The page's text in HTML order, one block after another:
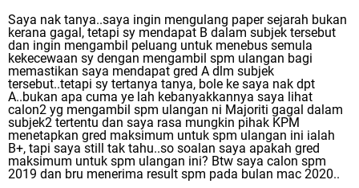
Saya nak tanya..saya ingin mengulang paper sejarah bukan
kerana gagal, tetapi sy mendapat B dalam subjek tersebut
dan ingin mengambil peluang untuk menebus semula
kekecewaan sy dengan mengambil spm ulangan bagi
memastikan saya mendapat gred A dlm subjek
tersebut..tetapi sy tertanya tanya, bole ke saya nak dpt
A..bukan apa cuma ye lah kebanyakkannya saya lihat
calon2 yg mengambil spm ulangan ni Majoriti gagal dalam
subjek2 tertentu dan saya rasa mungkin pihak KPM
menetapkan gred maksimum untuk spm ulangan ini ialah
B+, tapi saya still tak tahu..so soalan saya apakah gred
maksimum untuk spm ulangan ini? Btw saya calon spm
2019 dan bru menerima result spm pada bulan mac 2020..